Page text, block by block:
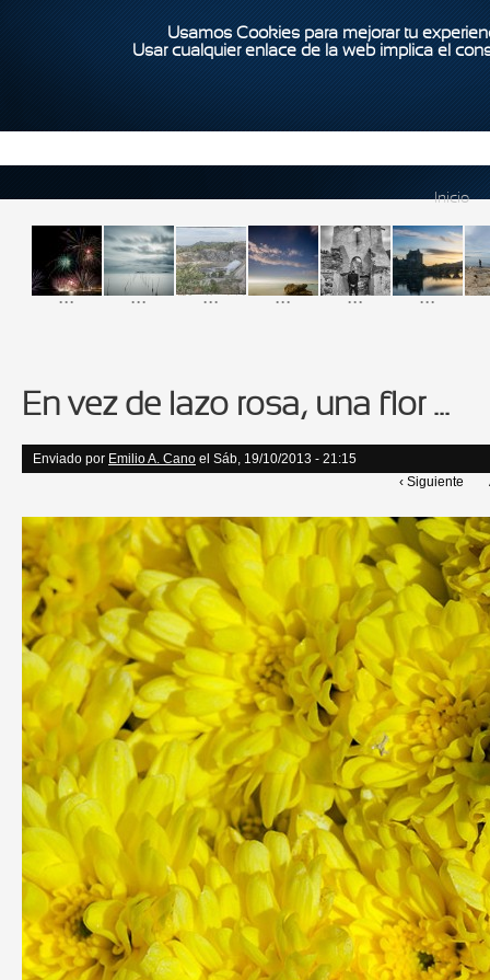
Usamos Cookies para mejorar tu
Usar cualquier enlace de la web implica el
Inicio
... ... ... ... ... ...
En vez de lazo rosa, una flor ...
Enviado por Emilio A. Cano el Sáb, 19/10/2013 - 21:15
‹ Siguiente